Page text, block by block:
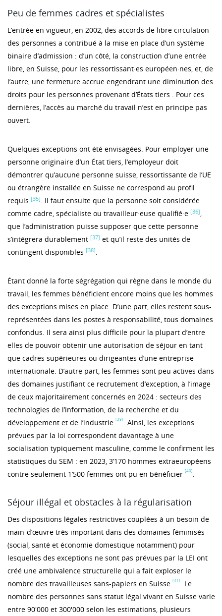
Peu de femmes cadres et spécialistes
L’entrée en vigueur, en 2002, des accords de libre circulation
des personnes a contribué à la mise en place d’un système
binaire d’admission : d’un côté, la construction d’une entrée
libre, en Suisse, pour les ressortissant·es européen·nes, et, de
l’autre, une fermeture accrue engendrant une diminution des
droits pour les personnes provenant d’États tiers . Pour ces
dernières, l’accès au marché du travail n’est en principe pas
ouvert.
Quelques exceptions ont été envisagées. Pour employer une
personne originaire d’un État tiers, l’employeur doit
démontrer qu’aucune personne suisse, ressortissante de l’UE
ou étrangère installée en Suisse ne correspond au profil
requis [35]. Il faut ensuite que la personne soit considérée
comme cadre, spécialiste ou travailleur·euse qualifié·e [36],
que l’administration puisse supposer que cette personne
s’intégrera durablement [37] et qu’il reste des unités de
contingent disponibles [38].
Étant donné la forte ségrégation qui règne dans le monde du
travail, les femmes bénéficient encore moins que les hommes
des exceptions mises en place. D’une part, elles restent sous-
représentées dans les postes à responsabilité, tous domaines
confondus. Il sera ainsi plus difficile pour la plupart d’entre
elles de pouvoir obtenir une autorisation de séjour en tant
que cadres supérieures ou dirigeantes d’une entreprise
internationale. D’autre part, les femmes sont peu actives dans
des domaines justifiant ce recrutement d’exception, à l’image
de ceux majoritairement concernés en 2024 : secteurs des
technologies de l’information, de la recherche et du
développement et de l’industrie [39] . Ainsi, les exceptions
prévues par la loi correspondent davantage à une
socialisation typiquement masculine, comme le confirment les
statistiques du SEM : en 2023, 3’170 hommes extraeuropéens
contre seulement 1’500 femmes ont pu en bénéficier [40] .
Séjour illégal et obstacles à la régularisation
Des dispositions légales restrictives couplées à un besoin de
main-d’œuvre très important dans des domaines féminisés
(social, santé et économie domestique notamment) pour
lesquelles des exceptions ne sont pas prévues par la LEI ont
créé une ambivalence structurelle qui a fait exploser le
nombre des travailleuses sans-papiers en Suisse [41] . Le
nombre des personnes sans statut légal vivant en Suisse varie
entre 90'000 et 300'000 selon les estimations, plusieurs